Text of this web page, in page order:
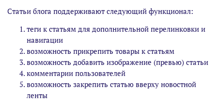
Статьи блога поддерживают следующий функционал:
теги к статьям для дополнительной перелинковки и
навигации
возможность прикрепить товары к статьям
возможность добавить изображение (превью) статьи
комментарии пользователей
возможность закрепить статью вверху новостной
ленты